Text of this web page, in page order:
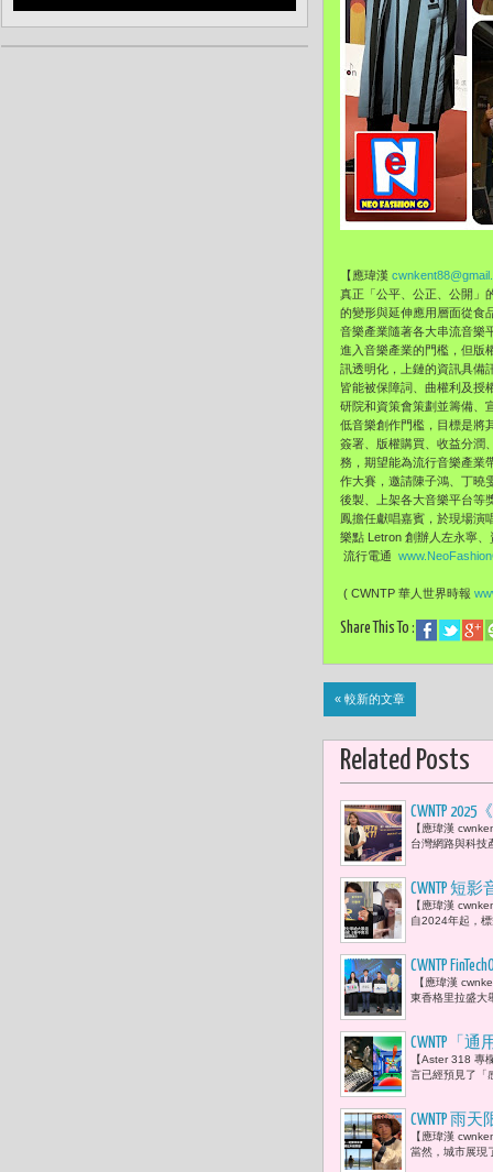
【應瑋漢
真正「公平、公正、 公開」
的變形與延伸應用層面從食
音樂產業隨著各大串流音樂
進入音樂產業的門檻，但版
訊透明化，上鏈的資訊具備
皆能被保障詞、曲權利及授
研院和資策會策劃並籌備、
低音樂創作門檻，目標是將
簽署、版權購買、收益分潤
務， 期望能為流行音樂產業
作大賽，邀請陳子鴻、丁曉
後製、上架各大音樂平台等
鳳擔任獻唱嘉賓， 於現場演
樂點 Letron 創辦人左永寧
流行電通
( CWNTP 華人世界時報
Share This To :
« 較新的文章
Related Posts
CWNTP
（AIF)董
【應瑋漢
台灣網路與科技
CWNTP 短
【應瑋漢
自2024年起，
CWNTP
商新戰局
【應瑋漢
東香格里拉盛大
CWNTP「
「存在」
【Aster 318 專
言已經預見了「
CWNTP 雨
尋寶、書
【應瑋漢
當然，城市展現